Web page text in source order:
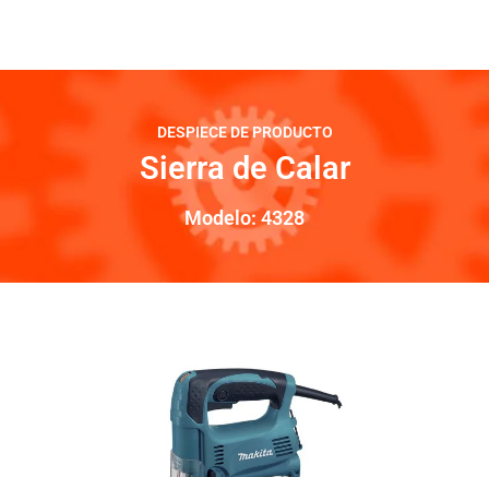
DESPIECE DE PRODUCTO
Sierra de Calar
Modelo: 4328